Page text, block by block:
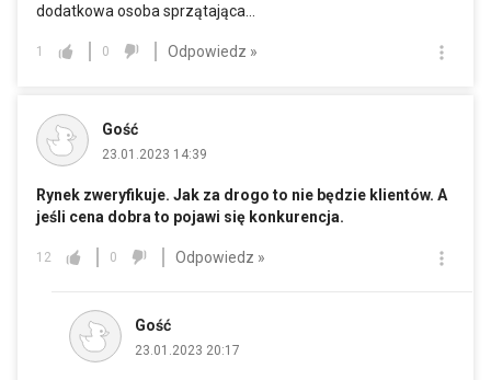
dodatkowa osoba sprzątająca...
1 0 Odpowiedz »
Gość
23.01.2023 14:39
Rynek zweryfikuje. Jak za drogo to nie będzie klientów. A
jeśli cena dobra to pojawi się konkurencja.
12 0 Odpowiedz »
Gość
23.01.2023 20:17